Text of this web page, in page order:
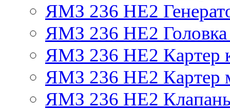
ЯМЗ 236 НЕ2
ЯМЗ 236 НЕ2 Головка
ЯМЗ 236 НЕ2 Картер
ЯМЗ 236 НЕ2 Картер
ЯМЗ 236 НЕ2 Клапаны